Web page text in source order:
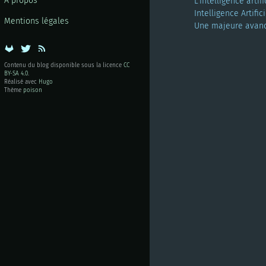
Mentions légales
Contenu du blog disponible sous la licence CC
BY-SA 4.0.
Réalisé avec Hugo
Thème poison
Intelligence
Une majeure